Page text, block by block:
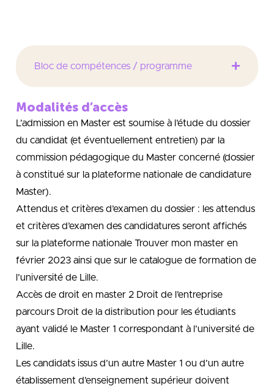
Bloc de compétences / programme
Modalités d’accès
L’admission en Master est soumise à l’étude du dossier
du candidat (et éventuellement entretien) par la
commission pédagogique du Master concerné (dossier
à constitué sur la plateforme nationale de candidature
Master).
Attendus et critères d’examen du dossier : les attendus
et critères d’examen des candidatures seront affichés
sur la plateforme nationale Trouver mon master en
février 2023 ainsi que sur le catalogue de formation de
l’université de Lille.
Accès de droit en master 2 Droit de l’entreprise
parcours Droit de la distribution pour les étudiants
ayant validé le Master 1 correspondant à l’université de
Lille.
Les candidats issus d’un autre Master 1 ou d’un autre
établissement d’enseignement supérieur doivent